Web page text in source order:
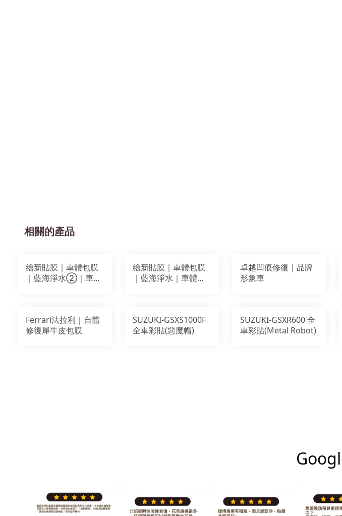
相關的產品
繪新貼膜｜車體包膜
｜藍海淨水②｜車體
繪新貼膜｜車體包膜
｜藍海淨水｜車體局
卓越凹痕修復｜品牌
形象車
Ferrari法拉利｜自體
修復犀牛皮包膜
SUZUKI-GSXS1000F
全車彩貼(惡魔帽)
SUZUKI-GSXR600 全
車彩貼(Metal Robot)